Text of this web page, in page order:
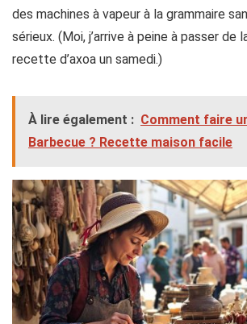
des machines à vapeur à la grammaire
sérieux. (Moi, j’arrive à peine à passer de
recette d’axoa un samedi.)
À lire également : Comment faire
Barbecue ? Recette maison facile